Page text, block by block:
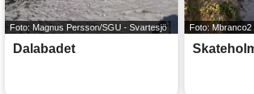
Foto: Magnus Persson/SGU - Svartesjö
Dalabadet
Foto: Mbranco2